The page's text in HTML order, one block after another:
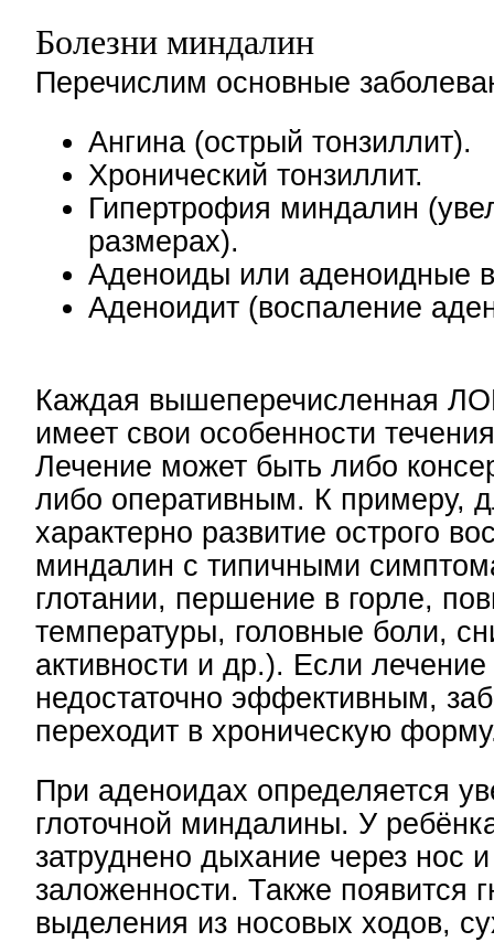
Болезни миндалин
Перечислим основные
Ангина (острый тонзиллит).
Хронический тонзиллит.
Гипертрофия миндалин
размерах).
Аденоиды или аденоидные
Аденоидит (воспаление
Каждая вышеперечисленная
имеет свои особенности
Лечение может быть либо
либо оперативным. К примеру,
характерно развитие острого
миндалин с типичными
глотании, першение в горле,
температуры, головные боли,
активности и др.). Если лечение
недостаточно эффективным,
переходит в хроническую
При аденоидах определяется
глоточной миндалины. У
затруднено дыхание через нос
заложенности. Также появится
выделения из носовых ходов,